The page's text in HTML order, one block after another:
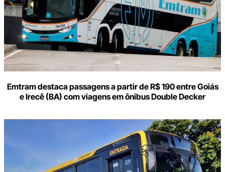
Emtram destaca passagens a partir de R$ 190 entre Goiás
e Irecê (BA) com viagens em ônibus Double Decker